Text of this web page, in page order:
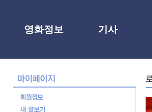
영화정보 기사